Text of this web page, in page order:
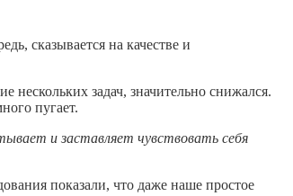
сказывается на качестве и
задач, значительно снижался.
пугает.
и заставляет чувствовать себя
показали, что даже наше простое